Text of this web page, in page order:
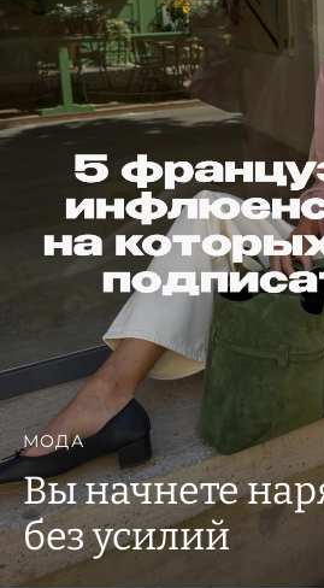
МОДА
Вы начнете
без усилий